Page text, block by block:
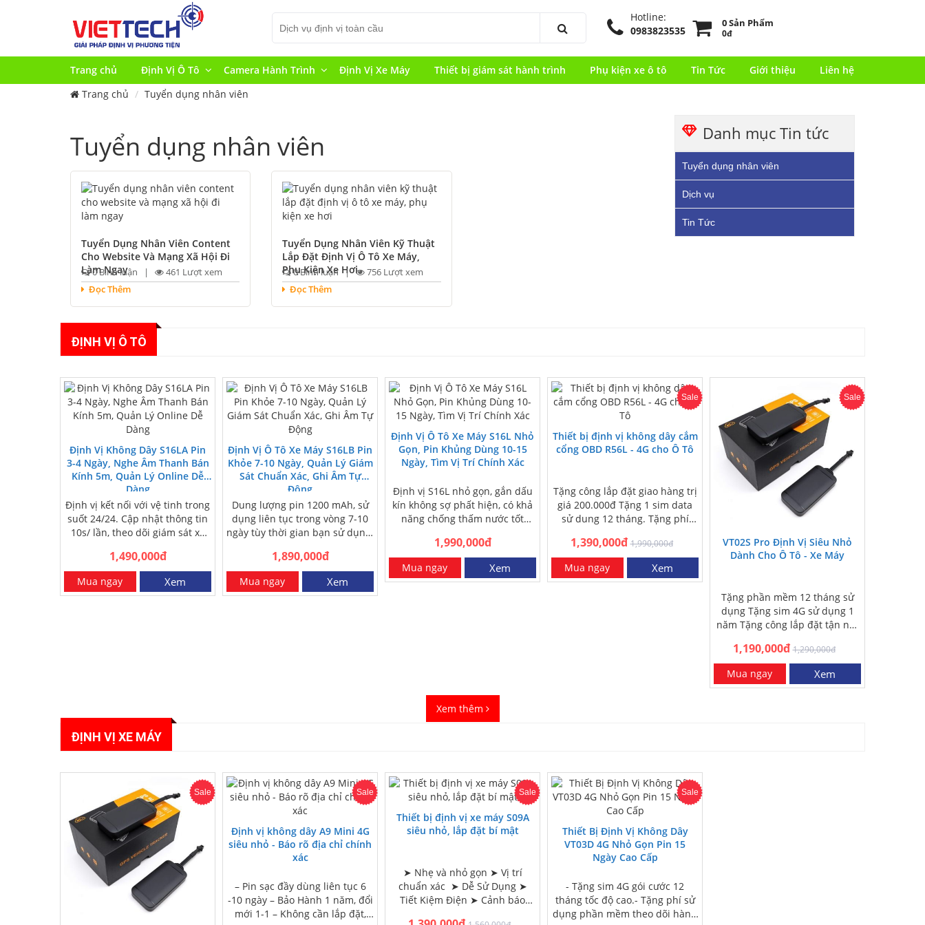
Hotline:
0983823535
0 Sản Phẩm
0đ
Trang chủ Định Vị Ô Tô Camera Hành Trình Định Vị Xe Máy Thiết bị giám sát hành trình Phụ kiện xe ô tô Tin Tức Giới thiệu
Liên hệ
Trang chủ
Tuyển dụng nhân viên
Tuyển dụng nhân viên
Tuyển Dụng Nhân Viên Content
Cho Website Và Mạng Xã Hội Đi
Làm Ngay
0 Bình luận |
461 Lượt xem
Đọc Thêm
Tuyển Dụng Nhân Viên Kỹ Thuật
Lắp Đặt Định Vị Ô Tô Xe Máy,
Phụ Kiện Xe Hơi
0 Bình luận |
756 Lượt xem
Đọc Thêm
Danh mục Tin tức
Tuyển dụng nhân viên
Dịch vụ
Tin Tức
ĐỊNH VỊ Ô TÔ
Định Vị Không Dây S16LA Pin
3-4 Ngày, Nghe Âm Thanh Bán
Kính 5m, Quản Lý Online Dễ
Dàng
Định vị kết nối với vệ tinh trong
suốt 24/24. Cập nhật thông tin
10s/ lần, theo dõi giám sát xe
1,490,000đ
Mua ngay Xem
Định Vị Ô Tô Xe Máy S16LB Pin
Khỏe 7-10 Ngày, Quản Lý Giám
Sát Chuẩn Xác, Ghi Âm Tự
Động
Dung lượng pin 1200 mAh, sử
dụng liên tục trong vòng 7-10
ngày tùy thời gian bạn sử dụng.
1,890,000đ
Mua ngay Xem
Định Vị Ô Tô Xe Máy S16L Nhỏ
Gọn, Pin Khủng Dùng 10-15
Ngày, Tìm Vị Trí Chính Xác
Định vị S16L nhỏ gọn, gắn dấu
kín không sợ phất hiện, có khả
năng chống thấm nước tốt
1,990,000đ
Mua ngay Xem
Sale
Thiết bị định vị không dây cắm
cổng OBD R56L - 4G cho Ô Tô
Tặng công lắp đặt giao hàng trị
giá 200.000đ Tặng 1 sim data
sử dung 12 tháng. Tặng phí
1,390,000đ 1,990,000đ
Mua ngay Xem
Sale
VT02S Pro Định Vị Siêu Nhỏ
Dành Cho Ô Tô - Xe Máy
Tặng phần mềm 12 tháng sử
dụng Tặng sim 4G sử dụng 1
năm Tặng công lắp đặt tận nơi
1,190,000đ 1,290,000đ
Mua ngay Xem
Xem thêm
ĐỊNH VỊ XE MÁY
Sale Sale
Định vị không dây A9 Mini 4G
siêu nhỏ - Báo rõ địa chỉ chính
xác
– Pin sạc đầy dùng liên tục 6
-10 ngày – Bảo Hành 1 năm, đổi
mới 1-1 – Không cần lắp đặt,
Sale
Thiết bị định vị xe máy S09A
siêu nhỏ, lắp đặt bí mật
➤ Nhẹ và nhỏ gọn ➤ Vị trí
chuẩn xác ➤ Dễ Sử Dụng ➤
Tiết Kiệm Điện ➤ Cảnh báo
Sale
Thiết Bị Định Vị Không Dây
VT03D 4G Nhỏ Gọn Pin 15
Ngày Cao Cấp
- Tặng sim 4G gói cước 12
tháng tốc độ cao.- Tặng phí sử
dụng phần mềm theo dõi hành